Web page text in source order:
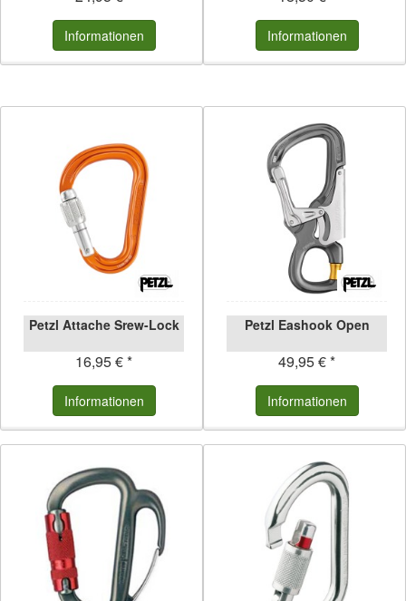
Informationen Informationen
Petzl Attache Srew-Lock
16,95 € *
Informationen
Petzl Eashook Open
49,95 € *
Informationen